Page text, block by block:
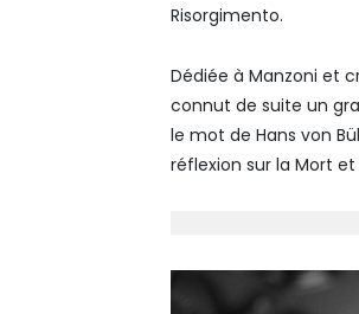
Risorgimento.
Dédiée à Manzoni et
connut de suite un
le mot de Hans von
réflexion sur la Mort